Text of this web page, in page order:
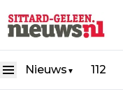
Nieuws ▼ 112